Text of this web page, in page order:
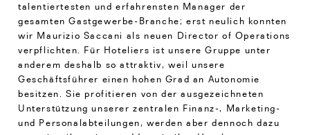
talentiertesten und erfahrensten Manager der
gesamten Gastgewerbe-Branche; erst neulich konnten
wir Maurizio Saccani als neuen Director of Operations
verpflichten. Für Hoteliers ist unsere Gruppe unter
anderem deshalb so attraktiv, weil unsere
Geschäftsführer einen hohen Grad an Autonomie
besitzen. Sie profitieren von der ausgezeichneten
Unterstützung unserer zentralen Finanz-, Marketing-
und Personalabteilungen, werden aber dennoch dazu